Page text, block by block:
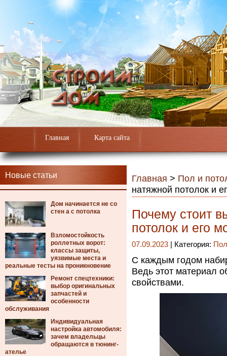
Главная Карта сайта
Новые статьи
Дом начинается не со
стен а с потолка
Взломостойкость
роллетных ворот:
классы защиты,
уязвимые места и
реальные тесты на проникновение
Ремонт спецтехники:
выбор оригинальных
запчастей и
особенности
обслуживания
Индивидуальная
настройка автомобиля:
зачем владельцы
обращаются в тюнинг-
ателье
Главная > Пол и
натяжной потолок и
Почему стоит
потолок и его
07.09.2023 | Категория:
С каждым годом
Ведь этот материал
свойствами.